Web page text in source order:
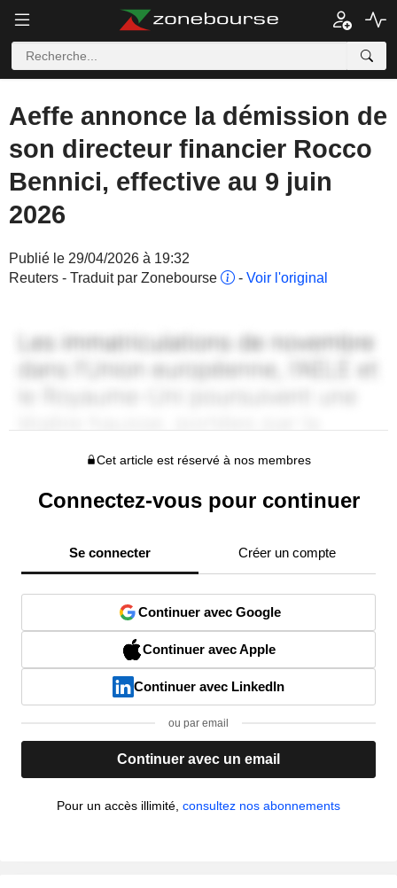
Aeffe annonce la démission de
son directeur financier Rocco
Bennici, effective au 9 juin
2026
Publié le 29/04/2026 à 19:32
Reuters - Traduit par Zonebourse
- Voir l'original
Cet article est réservé à nos membres
Connectez-vous pour continuer
Se connecter Créer un compte
Continuer avec Google
Continuer avec Apple
Continuer avec LinkedIn
ou par email
Continuer avec un email
Pour un accès illimité, consultez nos abonnements